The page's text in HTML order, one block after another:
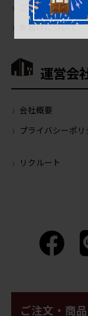
ご注文について
お届けについて
運営会
会社概要
プライバシーポリ
リクルート
ご注文・商